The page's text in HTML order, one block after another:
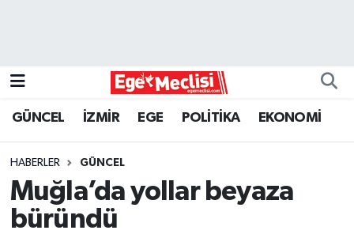
GÜNCEL İZMİR EGE POLİTİKA EKONOMİ
HABERLER GÜNCEL
Muğla’da yollar beyaza
büründü
GÜNCEL
İZMİR
ÖZEL HABER